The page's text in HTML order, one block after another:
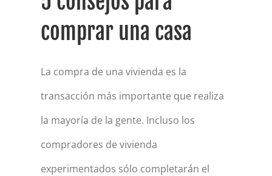
comprar una casa
La compra de una vivienda es la
transacción más importante que realiza
la mayoría de la gente. Incluso los
compradores de vivienda
experimentados sólo completarán el